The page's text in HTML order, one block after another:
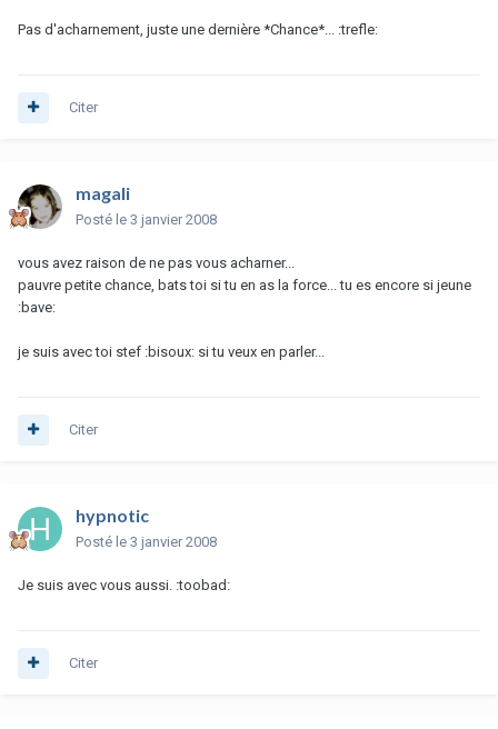
Pas d'acharnement, juste une dernière *Chance*... :trefle:
Citer
magali
Posté le 3 janvier 2008
vous avez raison de ne pas vous acharner...
pauvre petite chance, bats toi si tu en as la force... tu es encore si jeune
:bave:
je suis avec toi stef :bisoux: si tu veux en parler...
Citer
hypnotic
Posté le 3 janvier 2008
Je suis avec vous aussi. :toobad:
Citer